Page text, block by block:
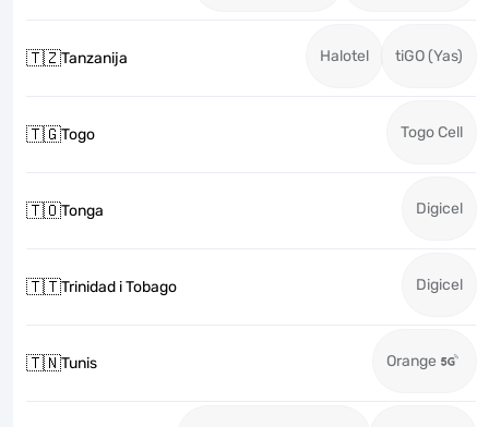
🇹🇿Tanzanija Halotel tiGO (Yas)
🇹🇬Togo Togo Cell
🇹🇴Tonga Digicel
🇹🇹Trinidad i Tobago Digicel
🇹🇳Tunis Orange